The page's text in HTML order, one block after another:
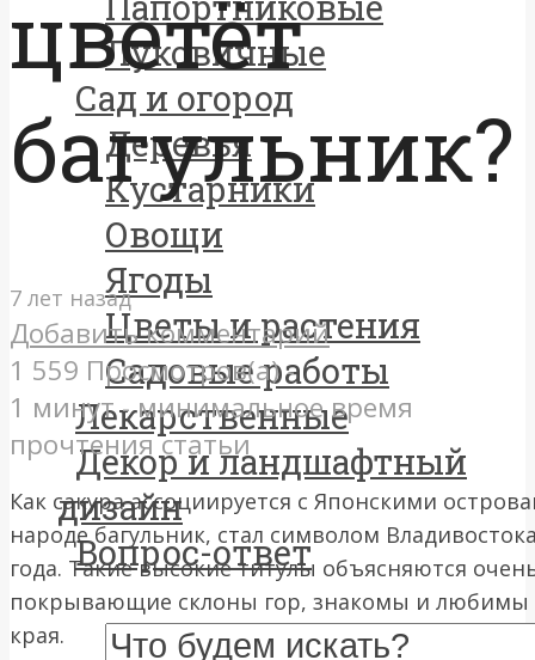
Луковичные
Сад и огород
Деревья
Кустарники
Овощи
Ягоды
Цветы и растения
Садовые работы
Лекарственные
Декор и ландшафтный
дизайн
Вопрос-ответ
цветёт
багульник?
7 лет назад
Добавить комментарий
1 559 Просмотров(а) -
1 минут - минимальное время
прочтения статьи
Как сакура ассоциируется с Японскими
народе багульник, стал символом
года. Такие высокие титулы объясняются
покрывающие склоны гор, знакомы и любимы
края.